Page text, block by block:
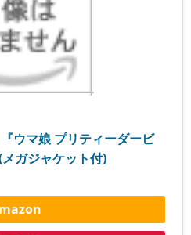
ウマ娘 プリティーダービ
ガジャケット付)